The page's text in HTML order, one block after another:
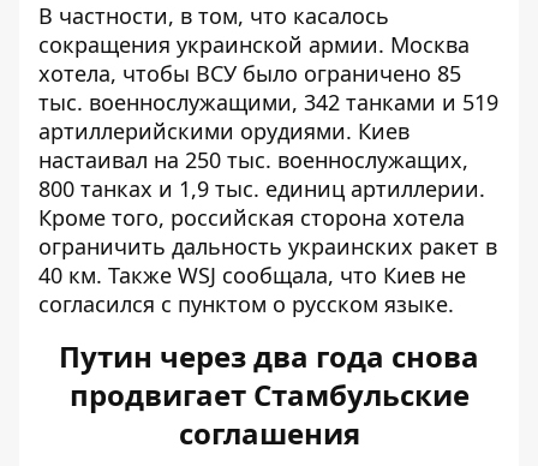
В частности, в том, что касалось
сокращения украинской армии. Москва
хотела, чтобы ВСУ было ограничено 85
тыс. военнослужащими, 342 танками и 519
артиллерийскими орудиями. Киев
настаивал на 250 тыс. военнослужащих,
800 танках и 1,9 тыс. единиц артиллерии.
Кроме того, российская сторона хотела
ограничить дальность украинских ракет в
40 км. Также WSJ сообщала, что Киев не
согласился с пунктом о русском языке.
Путин через два года снова
продвигает Стамбульские
соглашения